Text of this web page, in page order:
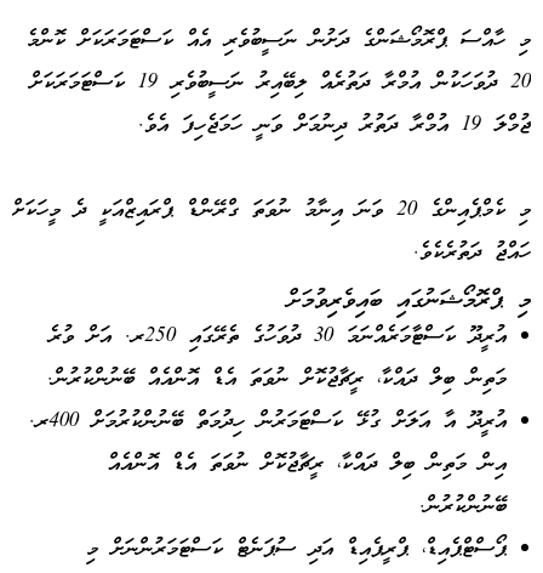
މި ހާއްސަ ޕްރޮމޯޝަންގެ ދަށުން ނަސީބުވެރި އެއް ކަސްޓަމަރަކަށް ކޮންމެ
20 ދުވަހަކުން އުމްރާ ދަތުރެއް ލިބޭއިރު ނަސީބުވެރި 19 ކަސްޓަމަރަކަށް
ޖުމްލަ 19 އުމްރާ ދަތުރު ދިނުމަށް ވަނީ ހަމަޖެހިފަ އެވެ.
މި ކެމްޕެއިންގެ 20 ވަނަ އިނާމު ނުވަތަ ގްރޭންޑް ޕްރައިޒްއަކީ ދެ މީހަކަށް
ހައްޖު ދަތުރެކެވެ.
މި ޕްރޮމޯޝަނުގައި ބައިވެރިވުމަށް
އުރީދޫ ކަސްޓާމަރެއްނަމަ 30 ދުވަހުގެ ތެރޭގައި 250ރ. އަށް ވުރެ
މަތިން ބިލް ދައްކާ، ރީޗާޖުކޮށް ނުވަތަ އެޑް އޮންއެއް ބޭނުންކުރުން.
އުރީދޫ އާ އަލަށް ގުޅޭ ކަސްޓަމަރުން ހިދުމަތް ބޭނުންކުރުމަށް 400ރ.
އިން މަތިން ބިލް ދައްކާ، ރީޗާޖުކޮށް ނުވަތަ އެޑް އޮންއެއް
ބޭނުންކުރުން.
ޕޯސްޓްޕެއިޑް، ޕްރީޕެއިޑް އަދި ސުޕަނެޓް ކަސްޓަމަރުންނަށް މި